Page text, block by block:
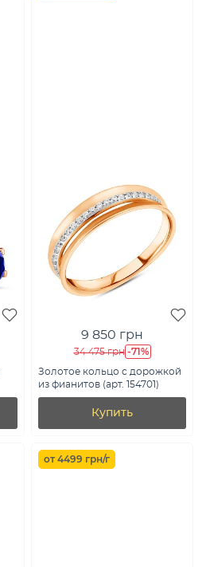
9 850 грн
34 475 грн -71%
Золотое кольцо с дорожкой
из фианитов (арт. 154701)
Купить
от 4499 грн/г